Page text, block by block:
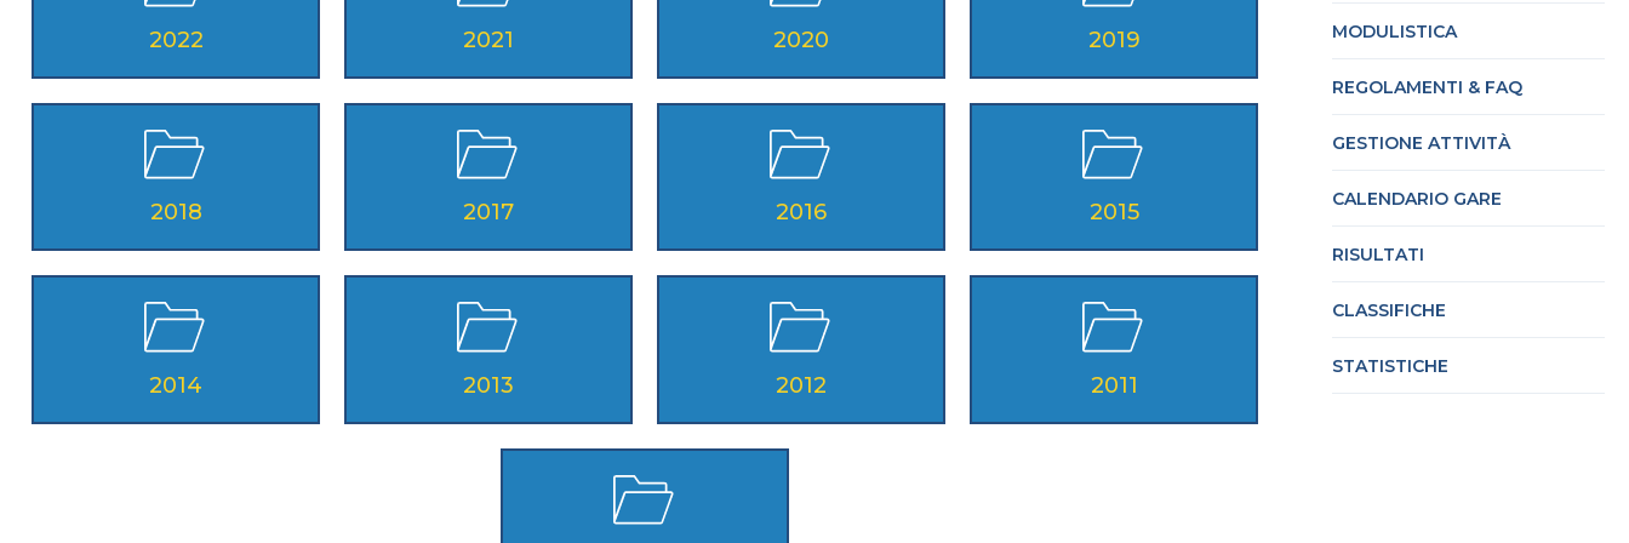
2022 2021 2020 2019
2018 2017 2016 2015
2014 2013 2012 2011
MODULISTICA
REGOLAMENTI & FAQ
GESTIONE ATTIVITÀ
CALENDARIO GARE
RISULTATI
CLASSIFICHE
STATISTICHE
ROLLER DERBY MONOPATTINO
ROLLER DANCE SKATE4ALL
Mappa del sito Calendario Ricerca Impianti Feed Photogallery Privacy Policy Cookie policy